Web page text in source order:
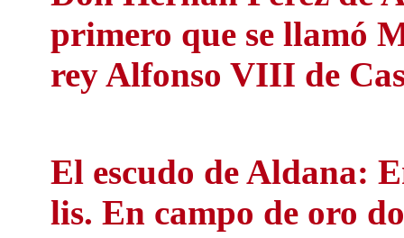
primero que se llamó
rey Alfonso VIII de
El escudo de Aldana:
lis. En campo de oro